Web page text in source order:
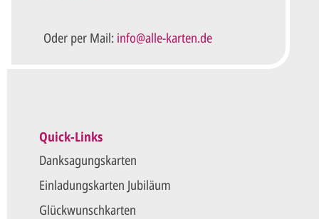
Oder per Mail: info@alle-karten.de
Quick-Links
Danksagungskarten
Einladungskarten Jubiläum
Glückwunschkarten